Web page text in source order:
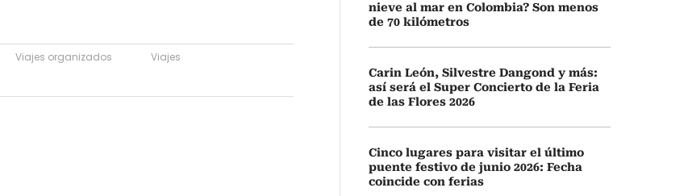
Viajes organizados
Viajes
nieve al mar en Colombia? Son menos
de 70 kilómetros
Carin León, Silvestre Dangond y más:
así será el Super Concierto de la Feria
de las Flores 2026
Cinco lugares para visitar el último
puente festivo de junio 2026: Fecha
coincide con ferias